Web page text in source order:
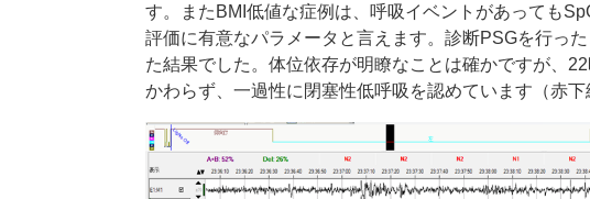
す。また BMI 低値な症例は、呼吸イベントがあっても
評価に有意なパラメータと言えます。診断PSGを行った
た結果でした。体位依存が明瞭なことは確かですが、 22
かわらず、一過性に閉塞性低呼吸を認めています（赤下